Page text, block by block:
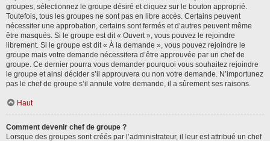
groupes, sélectionnez le groupe désiré et cliquez sur le bouton approprié.
Toutefois, tous les groupes ne sont pas en libre accès. Certains peuvent
nécessiter une approbation, certains sont fermés et d’autres peuvent même
être masqués. Si le groupe est dit « Ouvert », vous pouvez le rejoindre
librement. Si le groupe est dit « À la demande », vous pouvez rejoindre le
groupe mais votre demande nécessitera d’être approuvée par un chef de
groupe. Ce dernier pourra vous demander pourquoi vous souhaitez rejoindre
le groupe et ainsi décider s’il approuvera ou non votre demande. N’importunez
pas le chef de groupe s’il annule votre demande, il a sûrement ses raisons.
Haut
Comment devenir chef de groupe ?
Lorsque des groupes sont créés par l’administrateur, il leur est attribué un chef